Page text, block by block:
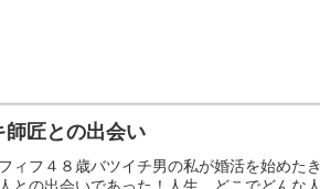
師匠との出会い
ィフ４８歳バツイチ男の私が婚活を始めた
との出会いであった！人生、どこでどんな